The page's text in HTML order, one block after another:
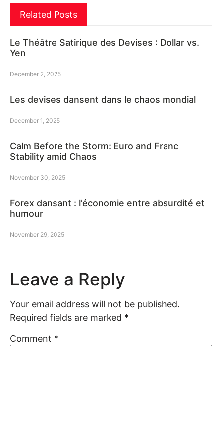
Related Posts
Le Théâtre Satirique des Devises : Dollar vs.
Yen
December 2, 2025
Les devises dansent dans le chaos mondial
December 1, 2025
Calm Before the Storm: Euro and Franc
Stability amid Chaos
November 30, 2025
Forex dansant : l’économie entre absurdité et
humour
November 29, 2025
Leave a Reply
Your email address will not be published.
Required fields are marked *
Comment *